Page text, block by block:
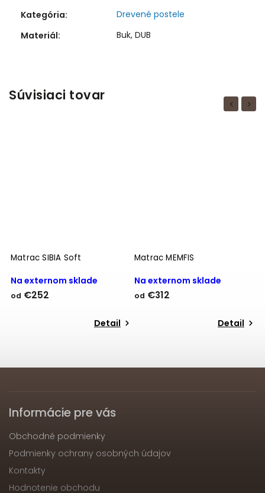
Kategória:
Drevené postele
Materiál: Buk, DUB
Súvisiaci tovar Previous
Matrac SIBIA Soft
Na externom sklade
od €252
Detail
Matrac MEMFIS
Na externom sklade
od €312
Detail
Next
Informácie pre vás
Obchodné podmienky
Podmienky ochrany osobných údajov
Kontakty
Hodnotenie obchodu